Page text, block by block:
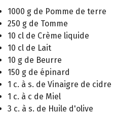
1000 g de Pomme de terre
250 g de Tomme
10 cl de Crème liquide
10 cl de Lait
10 g de Beurre
150 g de épinard
1 c. à s. de Vinaigre de cidre
1 c. à c de Miel
3 c. à s. de Huile d'olive